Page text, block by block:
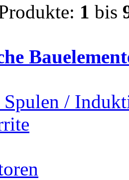
1 bis
Spulen /